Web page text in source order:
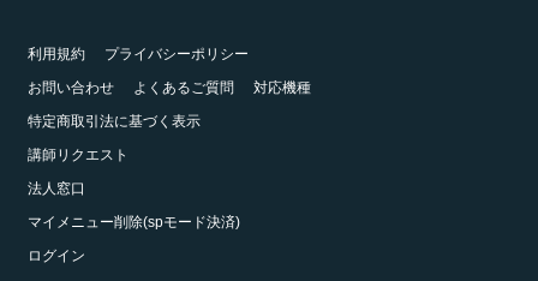
利用規約
プライバシーポリシー
お問い合わせ
よくあるご質問
対応機種
特定商取引法に基づく表示
講師リクエスト
法人窓口
マイメニュー削除(spモード決済)
ログイン